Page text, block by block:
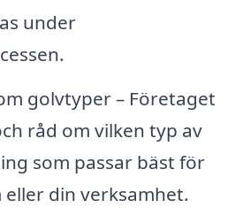
under
golvtyper – Företaget
råd om vilken typ av
som passar bäst för
din verksamhet.